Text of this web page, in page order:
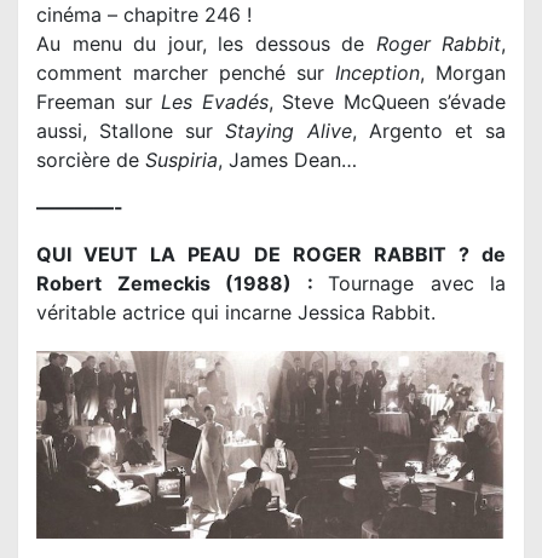
cinéma – chapitre 246 !
Au menu du jour, les dessous de Roger Rabbit,
comment marcher penché sur Inception, Morgan
Freeman sur Les Evadés, Steve McQueen s’évade
aussi, Stallone surStaying Alive, Argento et sa
sorcière de Suspiria, James Dean…
————-
QUI VEUT LA PEAU DE ROGER RABBIT ? de
Robert Zemeckis (1988) : Tournage avec la
véritable actrice qui incarne Jessica Rabbit.